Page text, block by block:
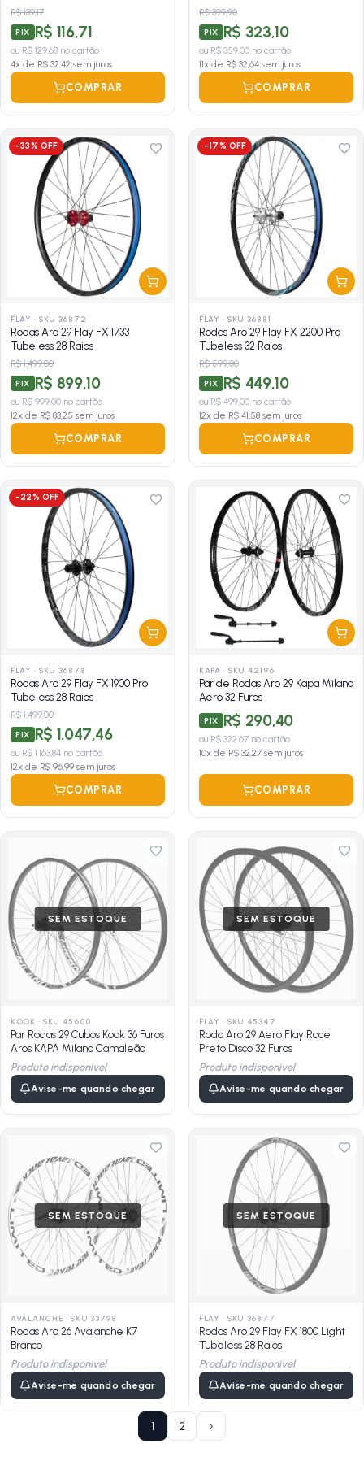
R$ 139,17
PIX R$ 116,71
ou R$ 129,68 no cartão
4x de R$ 32,42 sem juros
COMPRAR
R$ 399,90
PIX R$ 323,10
ou R$ 359,00 no cartão
11x de R$ 32,64 sem juros
COMPRAR
-33% OFF
FLAY · SKU 36872
Rodas Aro 29 Flay FX 1733
Tubeless 28 Raios
R$ 1.499,00
PIX R$ 899,10
ou R$ 999,00 no cartão
12x de R$ 83,25 sem juros
COMPRAR
-17% OFF
FLAY · SKU 36881
Rodas Aro 29 Flay FX 2200 Pro
Tubeless 32 Raios
R$ 599,00
PIX R$ 449,10
ou R$ 499,00 no cartão
12x de R$ 41,58 sem juros
COMPRAR
-22% OFF
FLAY · SKU 36878
Rodas Aro 29 Flay FX 1900 Pro
Tubeless 28 Raios
R$ 1.499,00
PIX R$ 1.047,46
ou R$ 1.163,84 no cartão
12x de R$ 96,99 sem juros
COMPRAR
KAPA · SKU 42196
Par de Rodas Aro 29 Kapa Milano
Aero 32 Furos
PIX R$ 290,40
ou R$ 322,67 no cartão
10x de R$ 32,27 sem juros
COMPRAR
SEM ESTOQUE
KOOK · SKU 45600
Par Rodas 29 Cubos Kook 36 Furos
Aros KAPA Milano Camaleão
Produto indisponivel
Avise-me quando chegar
SEM ESTOQUE
FLAY · SKU 45347
Roda Aro 29 Aero Flay Race
Preto Disco 32 Furos
Produto indisponivel
Avise-me quando chegar
SEM ESTOQUE
AVALANCHE · SKU 33798
Rodas Aro 26 Avalanche K7
Branco
Produto indisponivel
Avise-me quando chegar
SEM ESTOQUE
FLAY · SKU 36877
Rodas Aro 29 Flay FX 1800 Light
Tubeless 28 Raios
Produto indisponivel
Avise-me quando chegar
1 2 ›